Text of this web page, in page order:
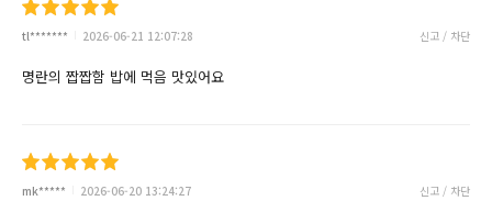
tl******* 2026-06-21 12:07:28 신고 / 차단
명란의 짭짭함 밥에 먹음 맛있어요
mk***** 2026-06-20 13:24:27 신고 / 차단